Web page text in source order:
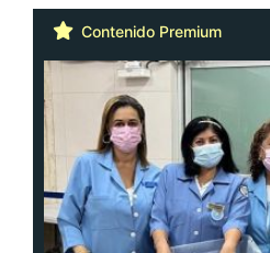
Contenido Premium